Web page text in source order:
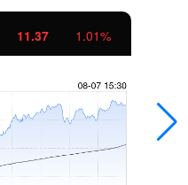
11.37 1.01%